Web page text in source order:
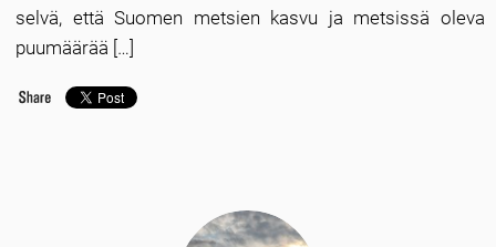
selvä, että Suomen metsien kasvu ja metsissä oleva
puumäärää […]